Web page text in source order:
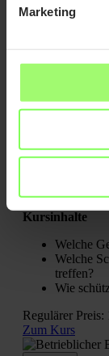
Marketing
Kursinhalte
werden?
Welche
Wie
Kursinhalte
Welche
Welche
treffen?
Wie
Regulärer Preis:
Zum Kurs